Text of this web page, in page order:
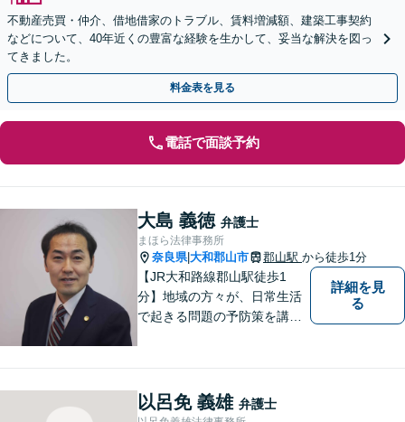
不動産売買・仲介、借地借家のトラブル、賃料増減額、建築工事契約
などについて、40年近くの豊富な経験を生かして、妥当な解決を図っ
てきました。
料金表を見る
電話で面談予約
大島 義徳 弁護士
まほら法律事務所
奈良県|大和郡山市 郡山駅 から徒歩1分
【JR大和路線郡山駅徒歩1
分】地域の方々が、日常生活
で起きる問題の予防策を講じ
身近な弁護士を目指していま
す。
詳細を見
る
以呂免 義雄 弁護士